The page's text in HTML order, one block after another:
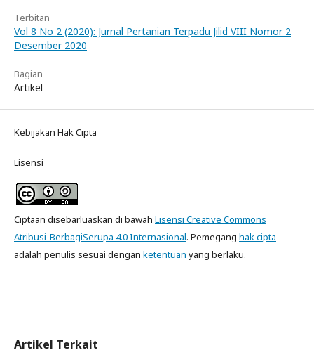
Terbitan
Vol 8 No 2 (2020): Jurnal Pertanian Terpadu Jilid VIII Nomor 2
Desember 2020
Bagian
Artikel
Kebijakan Hak Cipta
Lisensi
Ciptaan disebarluaskan di bawah Lisensi Creative Commons
Atribusi-BerbagiSerupa 4.0 Internasional. Pemegang hak cipta
adalah penulis sesuai dengan ketentuan yang berlaku.
Artikel Terkait